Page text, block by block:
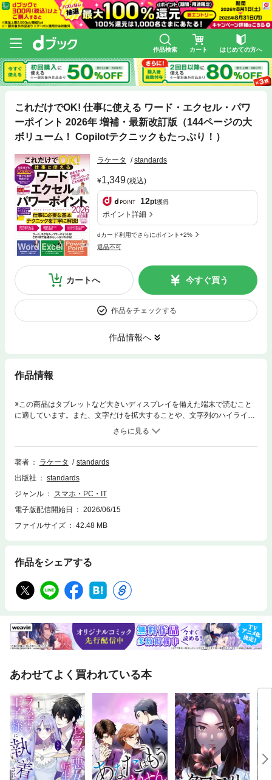
作品検索 カート はじめての方へ
これだけでOK! 仕事に使える ワード・エクセル・パワ
ーポイント 2026年 増補・最新改訂版（144ページの大
ボリューム！ Copilotテクニックもたっぷり！）
ラケータ standards
1,349(税込)
12pt獲得
ポイント詳細
dカード利用でさらにポイント+2%
返品不可
カートへ 今すぐ買う
作品をチェックする
作品情報へ
作品情報
※この商品はタブレットなど大きいディスプレイを備えた端末で読むこと
に適しています。また、文字だけを拡大することや、文字列のハイライ
ト、検索、辞書の参照、引用などの機能が使用できません。初めて使う人
でもすぐに使い始められるように、とにかくわかりやすい解説を目指し
た、「ワード」「エクセル」「パワーポイント」の解説書です。本書は、
2024年3月に発売した『これだけでOK! 仕事に使える ワード エクセル パ
などの記事を追加した、最新の増補改訂版となります。とても実践的で、
すぐに仕事に使える内容になっています。
著者 ラケータ
standards
出版社
standards
ジャンル
スマホ・PC・IT
電子版配信開始日
2026/06/15
ファイルサイズ
42.48 MB
作品をシェアする
あわせてよく買われている本